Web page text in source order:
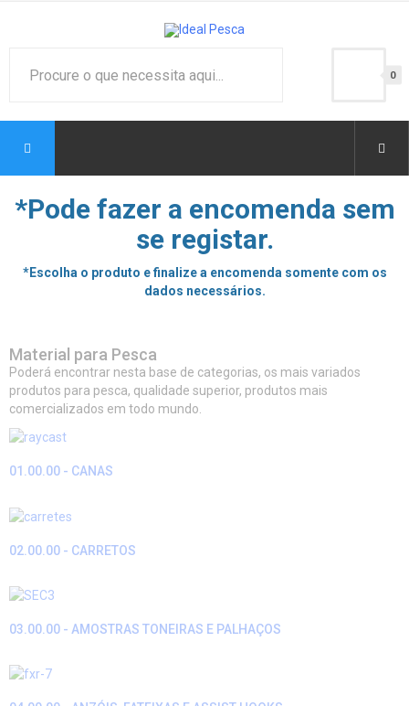
0
*Pode fazer a encomenda sem
se registar.
*Escolha o produto e finalize a encomenda somente com os
dados necessários.
Material para Pesca
Poderá encontrar nesta base de categorias, os mais variados
produtos para pesca, qualidade superior, produtos mais
comercializados em todo mundo.
01.00.00 - CANAS
02.00.00 - CARRETOS
03.00.00 - AMOSTRAS TONEIRAS E PALHAÇOS